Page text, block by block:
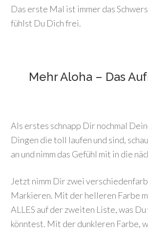
Das erste Mal ist immer das
fühlst Du Dich frei.
Mehr Aloha – Das
Als erstes schnapp Dir nochmal
Dingen die toll laufen und sind,
an und nimm das Gefühl mit in die
Jetzt nimm Dir zwei
Markieren. Mit der helleren Farbe
ALLES auf der zweiten Liste, was
könntest. Mit der dunkleren Farbe,